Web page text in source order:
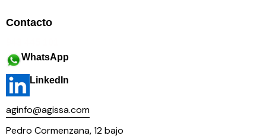
Contacto
WhatsApp
LinkedIn
aginfo@agissa.com
Pedro Cormenzana, 12 bajo